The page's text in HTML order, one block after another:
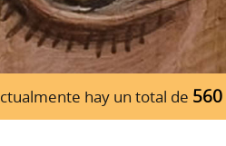
hay un total de 560